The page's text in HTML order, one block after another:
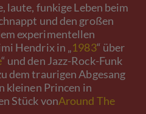
laute, funkige Leben beim
und den großen
experimentellen
Hendrix in „1983“ über
“ und den Jazz-Rock-Funk
dem traurigen Abgesang
kleinen Princen in
Stück vonAround The